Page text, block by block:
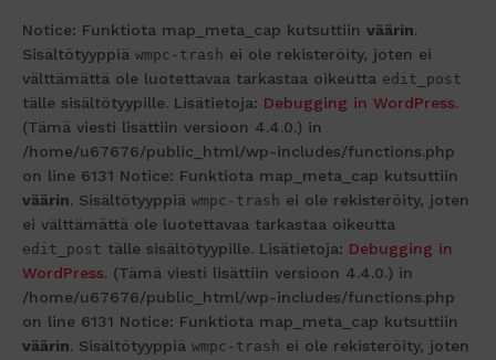
Notice: Funktiota map_meta_cap kutsuttiin väärin.
Sisältötyyppiä wmpc-trash ei ole rekisteröity, joten ei
välttämättä ole luotettavaa tarkastaa oikeutta edit_post
tälle sisältötyypille. Lisätietoja: Debugging in WordPress.
(Tämä viesti lisättiin versioon 4.4.0.) in
/home/u67676/public_html/wp-includes/functions.php
on line 6131 Notice: Funktiota map_meta_cap kutsuttiin
väärin. Sisältötyyppiä wmpc-trash ei ole rekisteröity, joten
ei välttämättä ole luotettavaa tarkastaa oikeutta
edit_post tälle sisältötyypille. Lisätietoja: Debugging in
WordPress. (Tämä viesti lisättiin versioon 4.4.0.) in
/home/u67676/public_html/wp-includes/functions.php
on line 6131 Notice: Funktiota map_meta_cap kutsuttiin
väärin. Sisältötyyppiä wmpc-trash ei ole rekisteröity, joten